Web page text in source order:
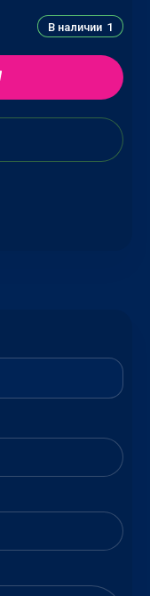
В наличии 1